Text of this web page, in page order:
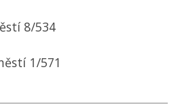
8/534
1/571